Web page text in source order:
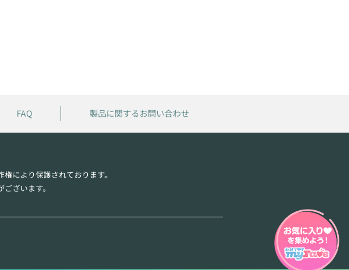
FAQ 製品に関するお問い合わせ
により保護されております。
ざいます。